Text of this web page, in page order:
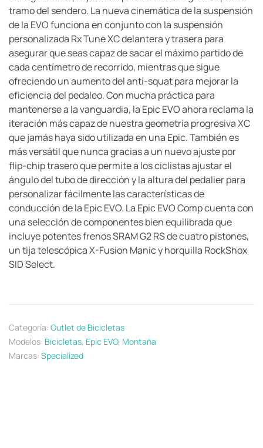
tramo del sendero. La nueva cinemática de la suspensión
de la EVO funciona en conjunto con la suspensión
personalizada Rx Tune XC delantera y trasera para
asegurar que seas capaz de sacar el máximo partido de
cada centímetro de recorrido, mientras que sigue
ofreciendo un aumento del anti-squat para mejorar la
eficiencia del pedaleo. Con mucha práctica para
mantenerse a la vanguardia, la Epic EVO ahora reclama la
iteración más capaz de nuestra geometría progresiva XC
que jamás haya sido utilizada en una Epic. También es
más versátil que nunca gracias a un nuevo ajuste por
flip-chip trasero que permite a los ciclistas ajustar el
ángulo del tubo de dirección y la altura del pedalier para
personalizar fácilmente las características de
conducción de la Epic EVO. La Epic EVO Comp cuenta con
una selección de componentes bien equilibrada que
incluye potentes frenos SRAM G2 RS de cuatro pistones,
un tija telescópica X-Fusion Manic y horquilla RockShox
SID Select.
Categoría: Outlet de Bicicletas
Modelos: Bicicletas, Epic EVO, Montaña
Marcas: Specialized